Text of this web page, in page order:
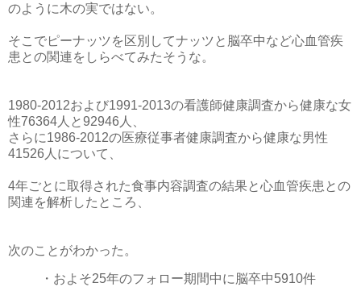
のように木の実ではない。
そこでピーナッツを区別してナッツと脳卒中など心血管疾
患との関連をしらべてみたそうな。
1980-2012および1991-2013の看護師健康調査から健康な女
性76364人と92946人、
さらに1986-2012の医療従事者健康調査から健康な男性
41526人について、
4年ごとに取得された食事内容調査の結果と心血管疾患との
関連を解析したところ、
次のことがわかった。
・およそ25年のフォロー期間中に脳卒中5910件